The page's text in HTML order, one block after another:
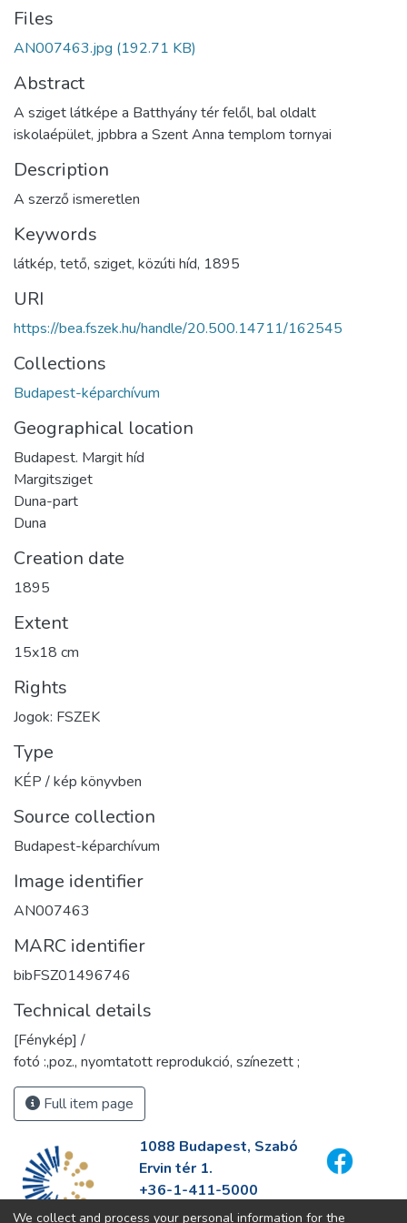
Files
AN007463.jpg (192.71 KB)
Abstract
A sziget látképe a Batthyány tér felől, bal oldalt
iskolaépület, jpbbra a Szent Anna templom tornyai
Description
A szerző ismeretlen
Keywords
látkép, tető, sziget, közúti híd, 1895
URI
https://bea.fszek.hu/handle/20.500.14711/162545
Collections
Budapest-képarchívum
Geographical location
Budapest. Margit híd
Margitsziget
Duna-part
Duna
Creation date
1895
Extent
15x18 cm
Rights
Jogok: FSZEK
Type
KÉP / kép könyvben
Source collection
Budapest-képarchívum
Image identifier
AN007463
MARC identifier
bibFSZ01496746
Technical details
[Fénykép] /
fotó :,poz., nyomtatott reprodukció, színezett ;
Full item page
1088 Budapest, Szabó
Ervin tér 1.
+36-1-411-5000
info@fszek.hu
We collect and process your personal information for the